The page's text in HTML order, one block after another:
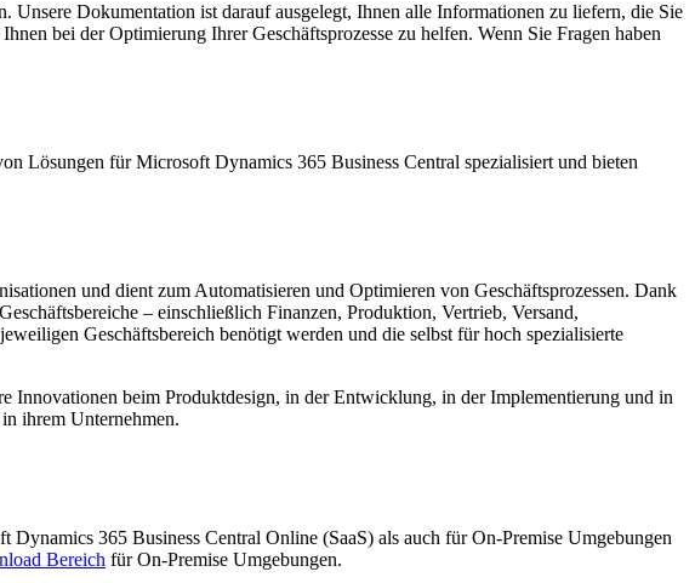
Unsere Dokumentation ist darauf ausgelegt, Ihnen alle Informationen zu liefern, die Sie
bei der Optimierung Ihrer Geschäftsprozesse zu helfen. Wenn Sie Fragen haben
Lösungen für Microsoft Dynamics 365 Business Central spezialisiert und bieten
und dient zum Automatisieren und Optimieren von Geschäftsprozessen. Dank
– einschließlich Finanzen, Produktion, Vertrieb, Versand,
Geschäftsbereich benötigt werden und die selbst für hoch spezialisierte
Innovationen beim Produktdesign, in der Entwicklung, in der Implementierung und in
ihrem Unternehmen.
365 Business Central Online (SaaS) als auch für On-Premise Umgebungen
Bereich für On-Premise Umgebungen.